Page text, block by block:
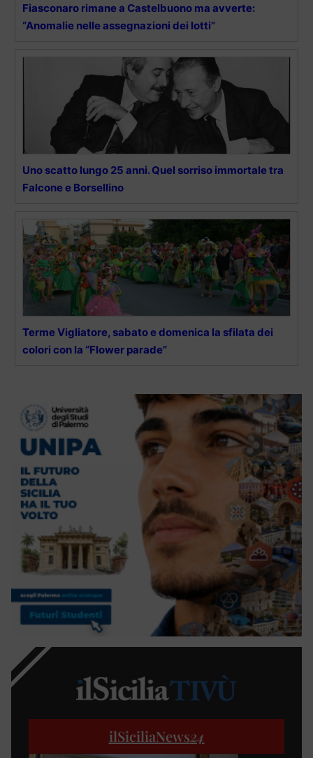
Fiasconaro rimane a Castelbuono ma avverte:
“Anomalie nelle assegnazioni dei lotti”
Uno scatto lungo 25 anni. Quel sorriso immortale tra
Falcone e Borsellino
Terme Vigliatore, sabato e domenica la sfilata dei
colori con la “Flower parade”
ilSiciliaNews24